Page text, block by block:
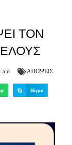
ΤΟΝ
am ΑΠΟΨΕΙΣ
Skype